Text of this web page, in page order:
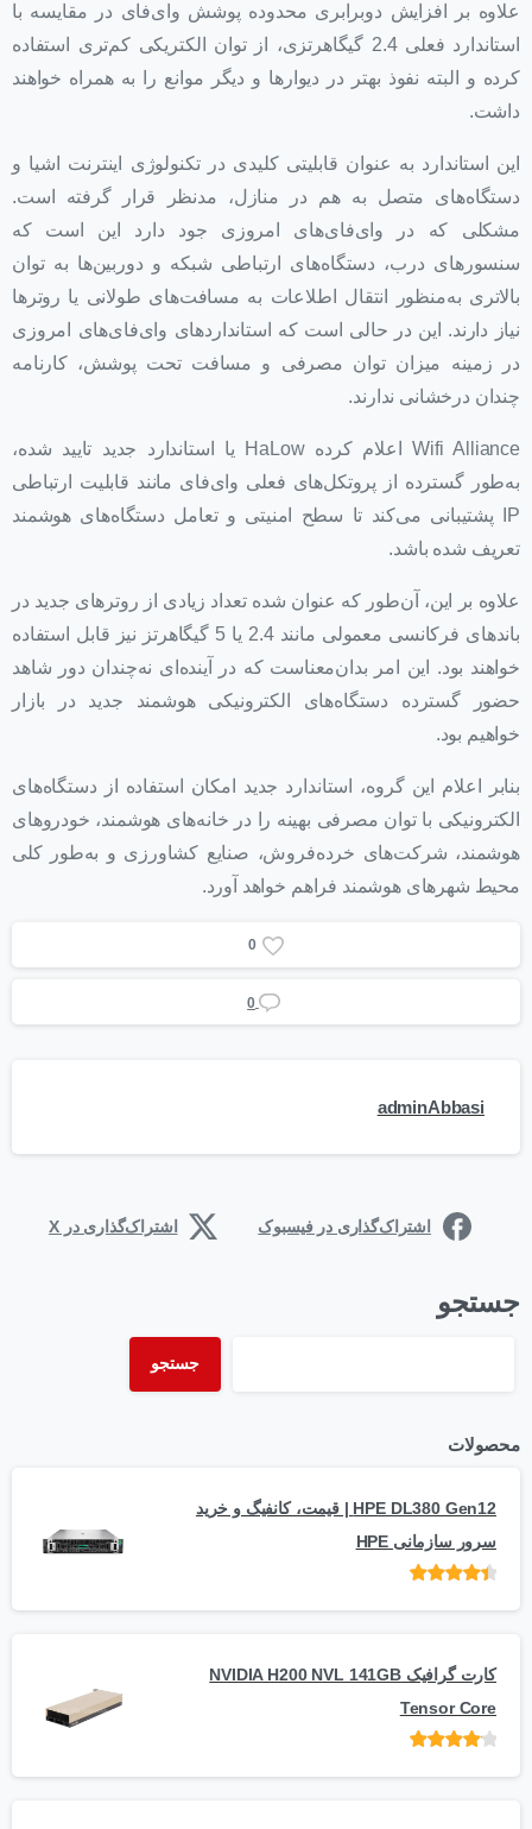
علاوه بر افزایش دوبرابری محدوده پوشش وای‌فای در مقایسه با
استاندارد فعلی 2.4 گیگاهرتزی، از توان الکتریکی کم‌تری استفاده
کرده و البته نفوذ بهتر در دیوارها و دیگر موانع را به همراه خواهند
داشت.
این استاندارد به عنوان قابلیتی کلیدی در تکنولوژی اینترنت اشیا و
دستگاه‌های متصل به هم در منازل، مدنظر قرار گرفته است.
مشکلی که در وای‌فای‌های امروزی جود دارد این است که
سنسورهای درب، دستگاه‌های ارتباطی شبکه و دوربین‌ها به توان
بالاتری به‌منظور انتقال اطلاعات به مسافت‌های طولانی یا روترها
نیاز دارند. این در حالی است که استانداردهای وای‌فای‌های امروزی
در زمینه میزان توان مصرفی و مسافت تحت پوشش، کارنامه
چندان درخشانی ندارند.
Wifi Alliance اعلام کرده HaLow یا استاندارد جدید تایید شده،
به‌طور گسترده از پروتکل‌های فعلی وای‌فای مانند قابلیت ارتباطی
IP پشتیبانی می‌کند تا سطح امنیتی و تعامل دستگاه‌های هوشمند
تعریف شده باشد.
علاوه بر این، آن‌طور که عنوان شده تعداد زیادی از روترهای جدید در
باندهای فرکانسی معمولی مانند 2.4 یا 5 گیگاهرتز نیز قابل استفاده
خواهند بود. این امر بدان‌معناست که در آینده‌ای نه‌چندان دور شاهد
حضور گسترده دستگاه‌های الکترونیکی هوشمند جدید در بازار
خواهیم بود.
بنابر اعلام این گروه، استاندارد جدید امکان استفاده از دستگاه‌های
الکترونیکی با توان مصرفی بهینه را در خانه‌های هوشمند، خودروهای
هوشمند، شرکت‌های خرده‌فروش، صنایع کشاورزی و به‌طور کلی
محیط شهرهای هوشمند فراهم خواهد آورد.
0
0
adminAbbasi
اشتراک‌گذاری در فیسبوک اشتراک‌گذاری در X
جستجو
جستجو
محصولات
HPE DL380 Gen12 | قیمت، کانفیگ و خرید
سرور سازمانی HPE
کارت گرافیک NVIDIA H200 NVL 141GB
Tensor Core
5